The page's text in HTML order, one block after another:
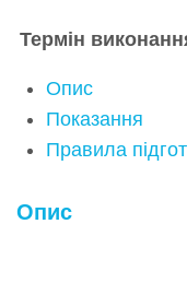
Термін
Опис
Показання
Правила
Опис